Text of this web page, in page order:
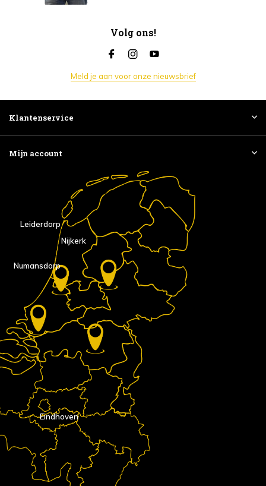
Volg ons!
Meld je aan voor onze nieuwsbrief
Klantenservice
Mijn account
Eindhoven
Nijkerk
Numansdorp
Leiderdorp